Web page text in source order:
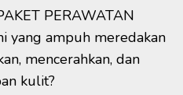
PERAWATAN
yang ampuh meredakan
mencerahkan, dan
kulit?